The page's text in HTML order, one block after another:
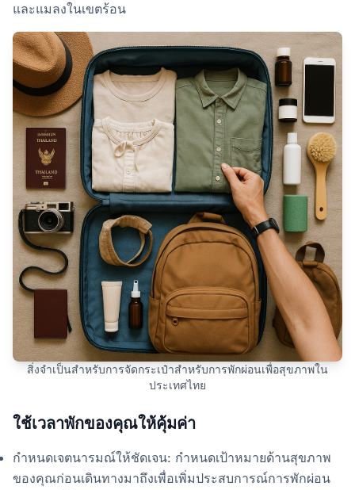
และแมลงในเขตร้อน
สิ่งจำเป็นสำหรับการจัดกระเป๋าสำหรับการพักผ่อนเพื่อสุขภาพใน
ประเทศไทย
ใช้เวลาพักของคุณให้คุ้มค่า
กำหนดเจตนารมณ์ให้ชัดเจน: กำหนดเป้าหมายด้านสุขภาพ
ของคุณก่อนเดินทางมาถึงเพื่อเพิ่มประสบการณ์การพักผ่อน